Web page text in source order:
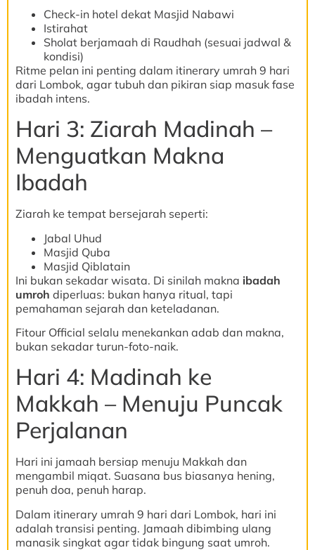
Check-in hotel dekat Masjid Nabawi
Istirahat
Sholat berjamaah di Raudhah (sesuai jadwal &
kondisi)
Ritme pelan ini penting dalam itinerary umrah 9 hari
dari Lombok, agar tubuh dan pikiran siap masuk fase
ibadah intens.
Hari 3: Ziarah Madinah –
Menguatkan Makna
Ibadah
Ziarah ke tempat bersejarah seperti:
Jabal Uhud
Masjid Quba
Masjid Qiblatain
Ini bukan sekadar wisata. Di sinilah makna ibadah
umroh diperluas: bukan hanya ritual, tapi
pemahaman sejarah dan keteladanan.
Fitour Official selalu menekankan adab dan makna,
bukan sekadar turun-foto-naik.
Hari 4: Madinah ke
Makkah – Menuju Puncak
Perjalanan
Hari ini jamaah bersiap menuju Makkah dan
mengambil miqat. Suasana bus biasanya hening,
penuh doa, penuh harap.
Dalam itinerary umrah 9 hari dari Lombok, hari ini
adalah transisi penting. Jamaah dibimbing ulang
manasik singkat agar tidak bingung saat umroh.